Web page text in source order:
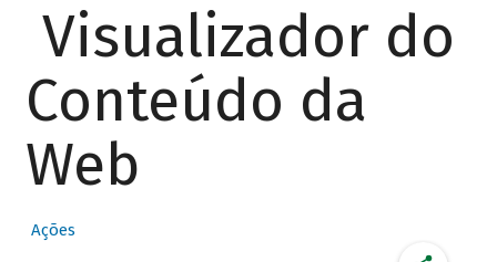
Visualizador do
Conteúdo da
Web
Ações